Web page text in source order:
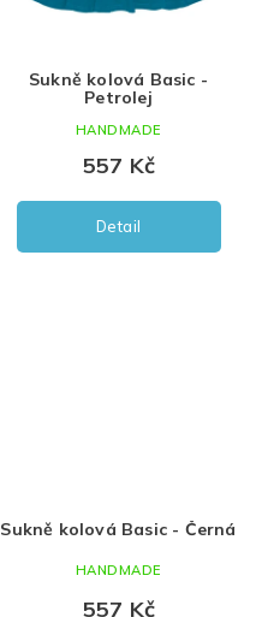
Sukně kolová Basic -
Petrolej
557 Kč
Detail
HANDMADE
Sukně kolová Basic - Černá
557 Kč
HANDMADE